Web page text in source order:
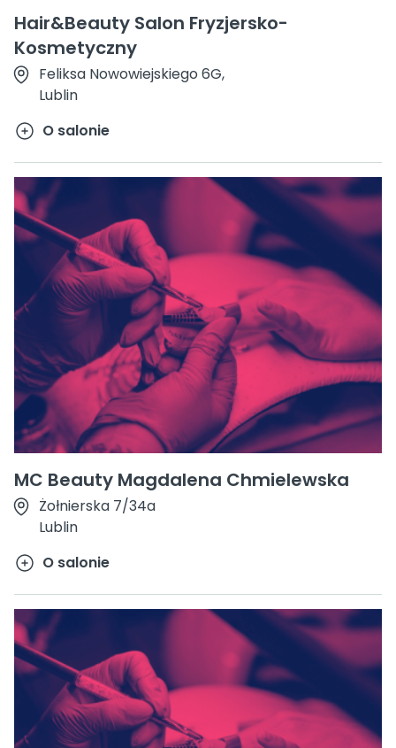
Hair&Beauty Salon Fryzjersko-
Kosmetyczny
Feliksa Nowowiejskiego 6G,
Lublin
O salonie
MC Beauty Magdalena Chmielewska
Żołnierska 7/34a
Lublin
O salonie